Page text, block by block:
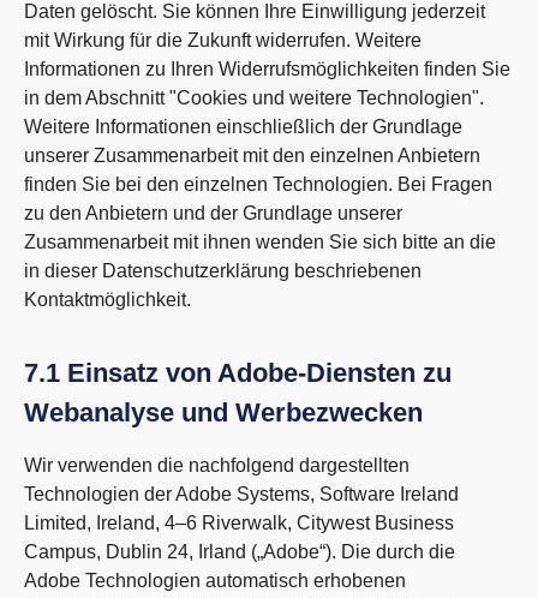
Daten gelöscht. Sie können Ihre Einwilligung jederzeit
mit Wirkung für die Zukunft widerrufen. Weitere
Informationen zu Ihren Widerrufsmöglichkeiten finden Sie
in dem Abschnitt "Cookies und weitere Technologien".
Weitere Informationen einschließlich der Grundlage
unserer Zusammenarbeit mit den einzelnen Anbietern
finden Sie bei den einzelnen Technologien. Bei Fragen
zu den Anbietern und der Grundlage unserer
Zusammenarbeit mit ihnen wenden Sie sich bitte an die
in dieser Datenschutzerklärung beschriebenen
Kontaktmöglichkeit.
7.1 Einsatz von Adobe-Diensten zu
Webanalyse und Werbezwecken
Wir verwenden die nachfolgend dargestellten
Technologien der Adobe Systems, Software Ireland
Limited, Ireland, 4–6 Riverwalk, Citywest Business
Campus, Dublin 24, Irland („Adobe“). Die durch die
Adobe Technologien automatisch erhobenen